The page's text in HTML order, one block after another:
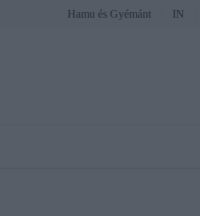
Hamu és Gyémánt IN